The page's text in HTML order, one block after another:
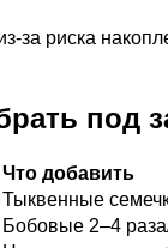
за риска
под
Что добавить
Тыквенные
Бобовые 2–4